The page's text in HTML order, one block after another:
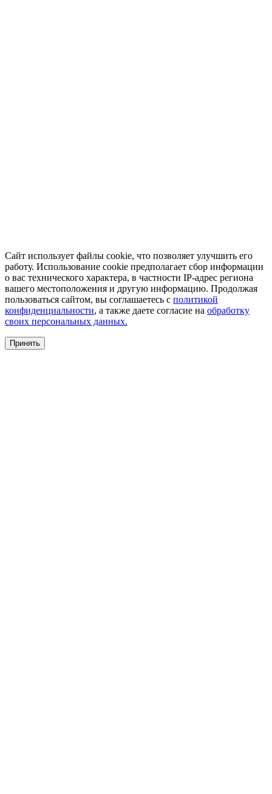
Сайт использует файлы cookie, что позволяет улучшить его
работу. Использование cookie предполагает сбор информации
о вас технического характера, в частности IP-адрес региона
вашего местоположения и другую информацию. Продолжая
пользоваться сайтом, вы соглашаетесь с политикой
конфиденциальности, а также даете согласие на обработку
своих персональных данных.
Принять